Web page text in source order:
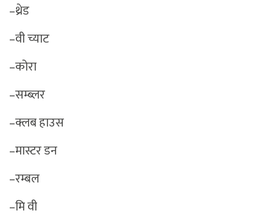
–थ्रेड
–वी च्याट
–कोरा
–सम्ब्लर
–क्लब हाउस
–मास्टर डन
–रम्बल
–मि वी